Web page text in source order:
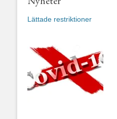
Lättade restriktioner